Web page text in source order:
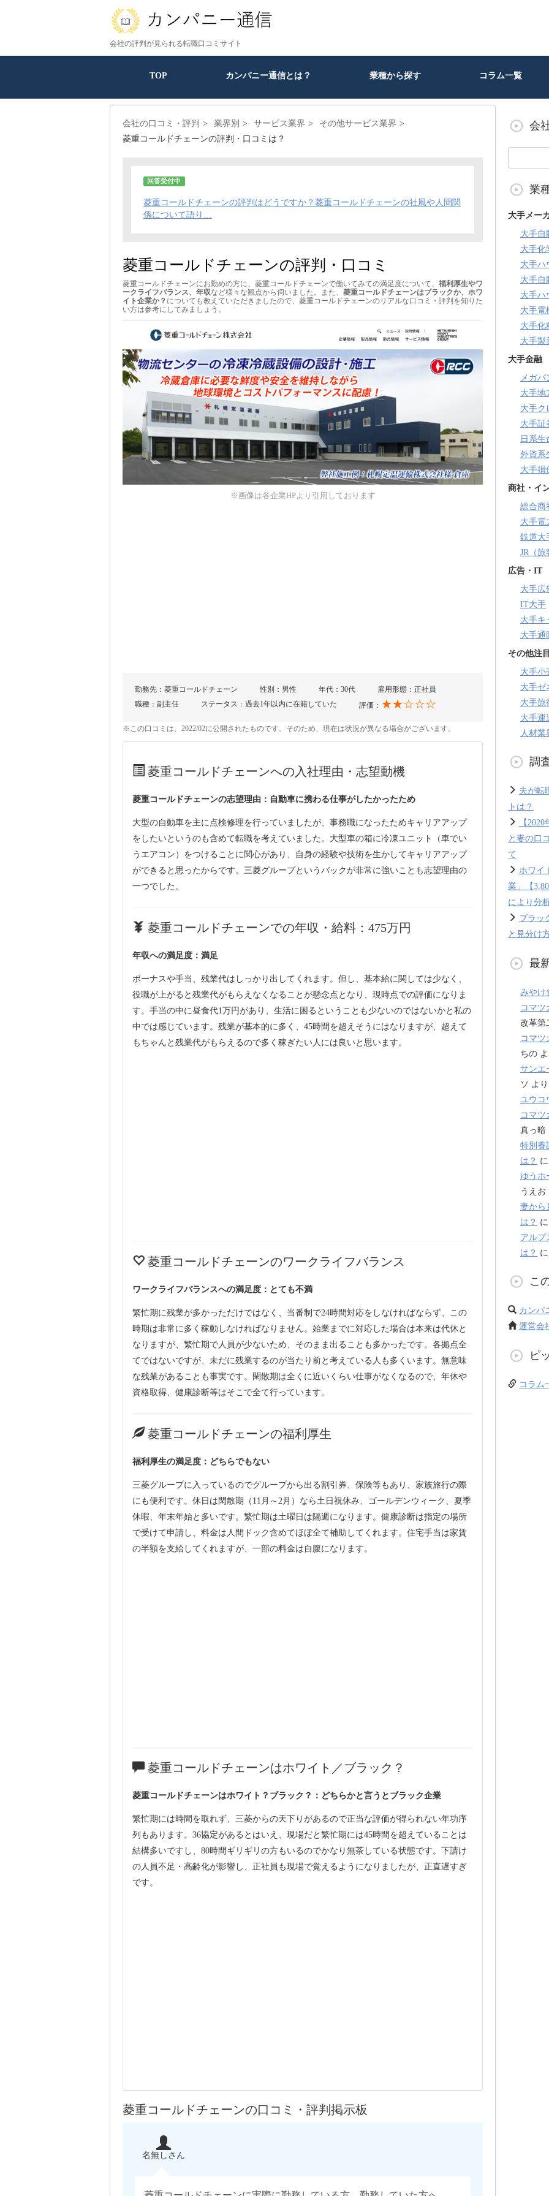
会社の評判が見られる転職口コミサイト
TOP カンパニー通信とは？ 業種から探す コラム一覧
会社の口コミ・評判 業界別 サービス業界
その他サービス業界
菱重コールドチェーンの評判・口コミは？
回答受付中
菱重コールドチェーンの評判はどうですか？菱重コールドチェーンの社風や人間関
係について語り…
菱重コールドチェーンの評判・口コミ
菱重コールドチェーンにお勤めの方に、菱重コールドチェーンで働いてみての満足度について、 福利厚生やワ
ークライフバランス、年収など様々な観点から伺いました。また、 菱重コールドチェーンはブラックか、ホワ
イト企業か？ についても教えていただきましたので、菱重コールドチェーンのリアルな口コミ・評判を知りた
い方は参考にしてみましょう。
※画像は各企業HPより引用しております
勤務先：菱重コールドチェーン 性別：男性 年代：30代
雇用形態：正社員
職種：副主任
ステータス：過去1年以内に在籍していた 評価： ★★☆☆☆
※この口コミは、2022/02に公開されたものです。そのため、現在は状況が異なる場合がございます。
菱重コールドチェーンへの入社理由・志望動機
菱重コールドチェーンの志望理由：自動車に携わる仕事がしたかったため
大型の自動車を主に点検修理を行っていましたが、事務職になったためキャリアアップ
をしたいというのも含めて転職を考えていました。大型車の箱に冷凍ユニット（車でい
うエアコン）をつけることに関心があり、自身の経験や技術を生かしてキャリアアップ
ができると思ったからです。三菱グループというバックが非常に強いことも志望理由の
一つでした。
菱重コールドチェーンでの年収・給料：475万円
年収への満足度：満足
ボーナスや手当、残業代はしっかり出してくれます。但し、基本給に関しては少なく、
役職が上がると残業代がもらえなくなることが懸念点となり、現時点での評価になりま
す。手当の中に昼食代1万円があり、生活に困るということも少ないのではないかと私の
中では感じています。残業が基本的に多く、45時間を超えそうにはなりますが、超えて
もちゃんと残業代がもらえるので多く稼ぎたい人には良いと思います。
菱重コールドチェーンのワークライフバランス
ワークライフバランスへの満足度：とても不満
繁忙期に残業が多かっただけではなく、当番制で24時間対応をしなければならず、この
時期は非常に多く稼動しなければなりません。始業までに対応した場合は本来は代休と
なりますが、繁忙期で人員が少ないため、そのまま出ることも多かったです。各拠点全
てではないですが、未だに残業するのが当たり前と考えている人も多くいます。無意味
な残業があることも事実です。閑散期は全くに近いくらい仕事がなくなるので、年休や
資格取得、健康診断等はそこで全て行っています。
菱重コールドチェーンの福利厚生
福利厚生の満足度：どちらでもない
三菱グループに入っているのでグループから出る割引券、保険等もあり、家族旅行の際
にも便利です。休日は閑散期（11月～2月）なら土日祝休み、ゴールデンウィーク、夏季
休暇、年末年始と多いです。繁忙期は土曜日は隔週になります。健康診断は指定の場所
で受けて申請し、料金は人間ドック含めてほぼ全て補助してくれます。住宅手当は家賃
の半額を支給してくれますが、一部の料金は自腹になります。
菱重コールドチェーンはホワイト／ブラック？
菱重コールドチェーンはホワイト？ブラック？：どちらかと言うとブラック企業
繁忙期には時間を取れず、三菱からの天下りがあるので正当な評価が得られない年功序
列もあります。36協定があるとはいえ、現場だと繁忙期には45時間を超えていることは
結構多いですし、80時間ギリギリの方もいるのでかなり無茶している状態です。下請け
の人員不足・高齢化が影響し、正社員も現場で覚えるようになりましたが、正直遅すぎ
です。
菱重コールドチェーンの口コミ・評判掲示板
名無しさん
会
業
大手メー
大手自
大手化
大手ハ
大手自
大手ハ
大手電
大手化
大手製
大手金融
メガバ
大手地
大手ク
大手証
日系生
外資系
大手損
商社・イ
総合商
大手電
鉄道大
JR（旅
広告・IT
大手広
IT大手
大手キ
大手通
その他注
大手小
大手ゼ
大手旅
大手運
人材業
調
夫が転
トは？
【
と妻の口
て
ホワイ
業」【
により分
ブラッ
と見分け
最
みやけ
コマツ
改革第
コマツ
ちの
サンエ
ソ より
ユウコ
コマツ
真っ暗
特別養
は？
ゆうホ
うえお
妻から
は？
アルプ
は？
こ
カンパ
運営会
ピ
コラム